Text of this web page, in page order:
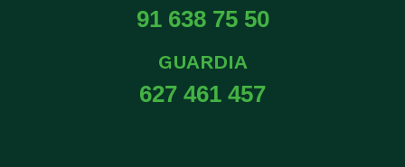
91 638 75 50
GUARDIA
627 461 457